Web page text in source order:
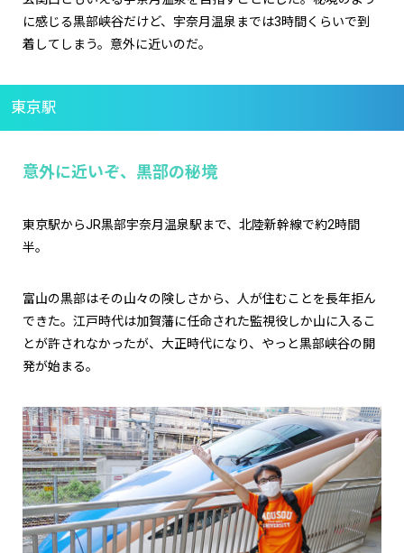
に感じる黒部峡谷だけど、宇奈月温泉までは3時間くらいで到
着してしまう。意外に近いのだ。
東京駅
意外に近いぞ、黒部の秘境
東京駅からJR黒部宇奈月温泉駅まで、北陸新幹線で約2時間
半。
富山の黒部はその山々の険しさから、人が住むことを長年拒ん
できた。江戸時代は加賀藩に任命された監視役しか山に入るこ
とが許されなかったが、大正時代になり、やっと黒部峡谷の開
発が始まる。